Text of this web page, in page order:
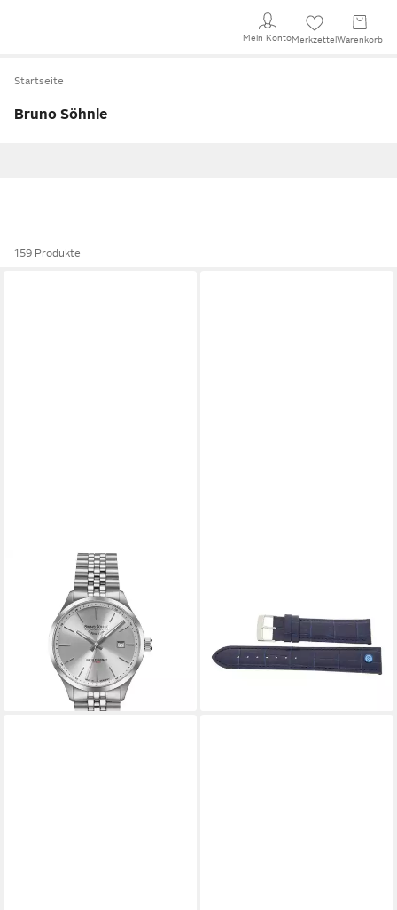
Mein KontoMerkzettel Warenkorb
Startseite
Bruno Söhnle
159 Produkte
BRUNO SÖHNLE
Quarzuhr Bruno Söhnle
Glashütte 17-13225-242
Herrenuhr, (1-tlg)
ab 694,99 €
725,00 €
lieferbar - in 2-3 Werktagen bei dir
Leder dunkelblau 20 mm
79,00 €
lieferbar - in 2-3 Werktagen bei dir